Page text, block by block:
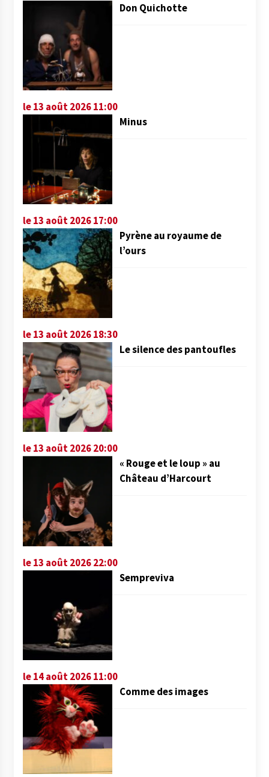
Don Quichotte
le 13 août 2026 11:00
Minus
le 13 août 2026 17:00
Pyrène au royaume de
l’ours
le 13 août 2026 18:30
Le silence des pantoufles
le 13 août 2026 20:00
« Rouge et le loup » au
Château d’Harcourt
le 13 août 2026 22:00
Sempreviva
le 14 août 2026 11:00
Comme des images